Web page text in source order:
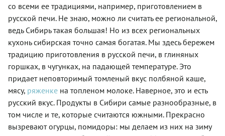
со всеми ее традициями, например, приготовлением в
русской печи. Не знаю, можно ли считать ее региональной,
ведь Сибирь такая большая! Но из всех региональных
кухонь сибирская точно самая богатая. Мы здесь бережем
традицию приготовления в русской печи, в глиняных
горшках, в чугунках, на падающей температуре. Это
придает неповторимый томленый вкус полбяной каше,
мясу, ряженке на топленом молоке. Наверное, это и есть
русский вкус. Продукты в Сибири самые разнообразные, в
том числе и те, которые считаются южными. Прекрасно
вызревают огурцы, помидоры: мы делаем из них на зиму